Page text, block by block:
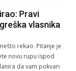
Pravi
vlasnika
rekao. Pitanje je
novu rupu ispod
da vam pokvari